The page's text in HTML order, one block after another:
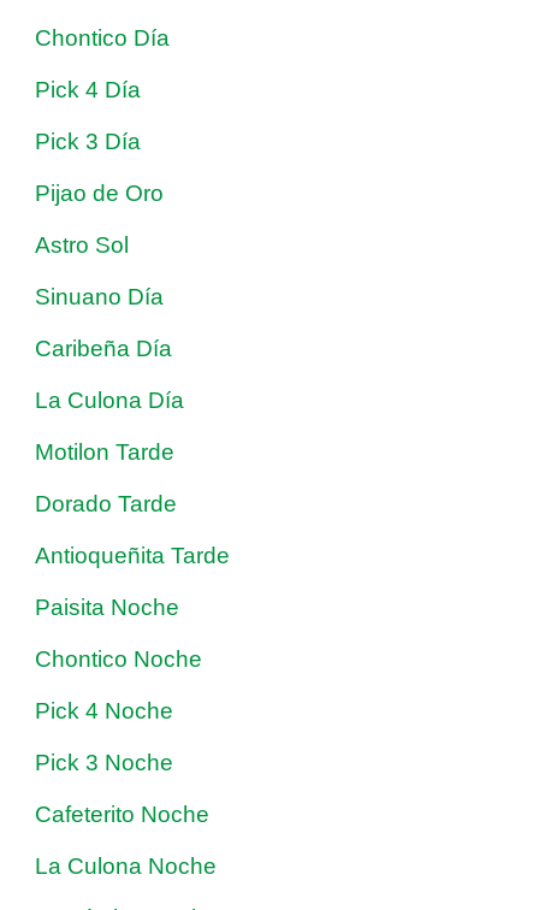
Chontico Día
Pick 4 Día
Pick 3 Día
Pijao de Oro
Astro Sol
Sinuano Día
Caribeña Día
La Culona Día
Motilon Tarde
Dorado Tarde
Antioqueñita Tarde
Paisita Noche
Chontico Noche
Pick 4 Noche
Pick 3 Noche
Cafeterito Noche
La Culona Noche